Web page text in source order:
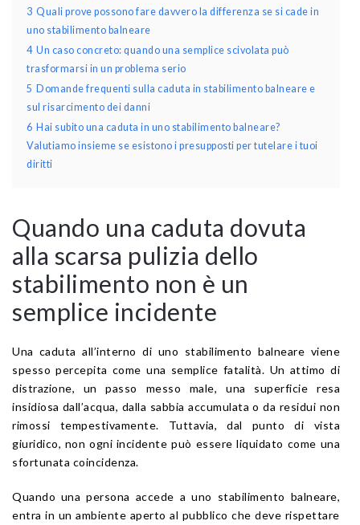
3 Quali prove possono fare davvero la differenza se si cade in
uno stabilimento balneare
4 Un caso concreto: quando una semplice scivolata può
trasformarsi in un problema serio
5 Domande frequenti sulla caduta in stabilimento balneare e
sul risarcimento dei danni
6 Hai subito una caduta in uno stabilimento balneare?
Valutiamo insieme se esistono i presupposti per tutelare i tuoi
diritti
Quando una caduta dovuta
alla scarsa pulizia dello
stabilimento non è un
semplice incidente
Una caduta all’interno di uno stabilimento balneare viene
spesso percepita come una semplice fatalità. Un attimo di
distrazione, un passo messo male, una superficie resa
insidiosa dall’acqua, dalla sabbia accumulata o da residui non
rimossi tempestivamente. Tuttavia, dal punto di vista
giuridico, non ogni incidente può essere liquidato come una
sfortunata coincidenza.
Quando una persona accede a uno stabilimento balneare,
entra in un ambiente aperto al pubblico che deve rispettare